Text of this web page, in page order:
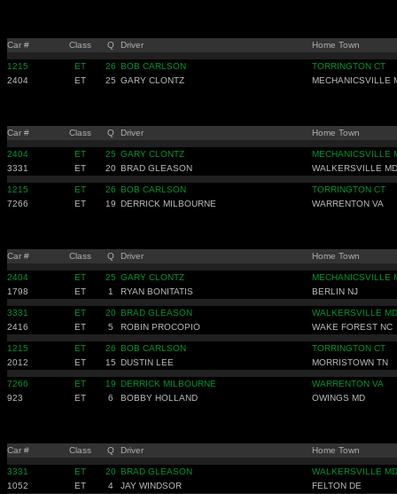
Car # Class Q Driver Home Town
1215 ET 26 BOB CARLSON
TORRINGTON CT
2404
ET 25 GARY CLONTZ MECHANICSVILLE
Car # Class Q Driver Home Town
2404 ET 25 GARY CLONTZ
MECHANICSVILLE
3331
ET 20 BRAD GLEASON WALKERSVILLE MD
1215 ET 26 BOB CARLSON
TORRINGTON CT
7266
ET 19 DERRICK MILBOURNE WARRENTON VA
Car # Class Q Driver Home Town
2404 ET 25 GARY CLONTZ
MECHANICSVILLE
1798
ET 1 RYAN BONITATIS BERLIN NJ
3331 ET 20 BRAD GLEASON
WALKERSVILLE MD
2416
ET 5 ROBIN PROCOPIO WAKE FOREST NC
1215 ET 26 BOB CARLSON
TORRINGTON CT
2012
ET 15 DUSTIN LEE MORRISTOWN TN
7266 ET 19 DERRICK MILBOURNE
WARRENTON VA
923
ET 6 BOBBY HOLLAND OWINGS MD
Car # Class Q Driver Home Town
3331 ET 20 BRAD GLEASON
WALKERSVILLE MD
1052
ET 4 JAY WINDSOR FELTON DE